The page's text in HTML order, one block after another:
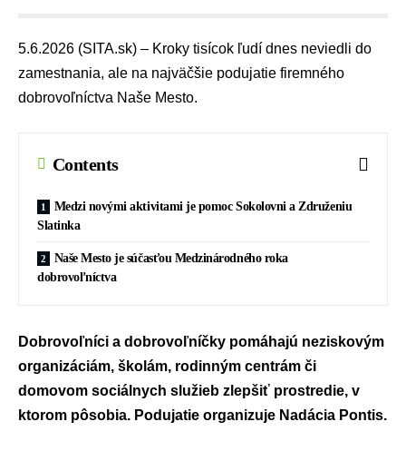
5.6.2026 (SITA.sk) – Kroky tisícok ľudí dnes neviedli do
zamestnania, ale na najväčšie podujatie firemného
dobrovoľníctva Naše Mesto.
Contents
Medzi novými aktivitami je pomoc Sokolovni a Združeniu
Slatinka
Naše Mesto je súčasťou Medzinárodného roka
dobrovoľníctva
Dobrovoľníci a dobrovoľníčky pomáhajú neziskovým
organizáciám, školám, rodinným centrám či
domovom sociálnych služieb zlepšiť prostredie, v
ktorom pôsobia. Podujatie organizuje Nadácia Pontis.